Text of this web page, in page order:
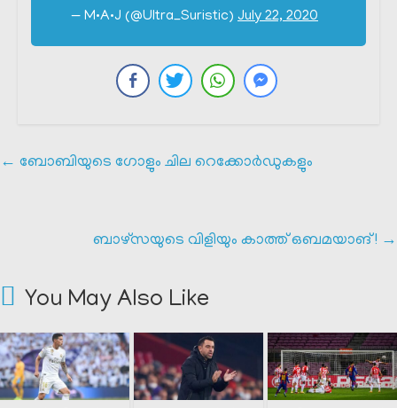
— M•A•J (@Ultra_Suristic) July 22, 2020
← ബോബിയുടെ ഗോളും ചില റെക്കോർഡുകളും
ബാഴ്സയുടെ വിളിയും കാത്ത് ഒബമയാങ് ! →
You May Also Like